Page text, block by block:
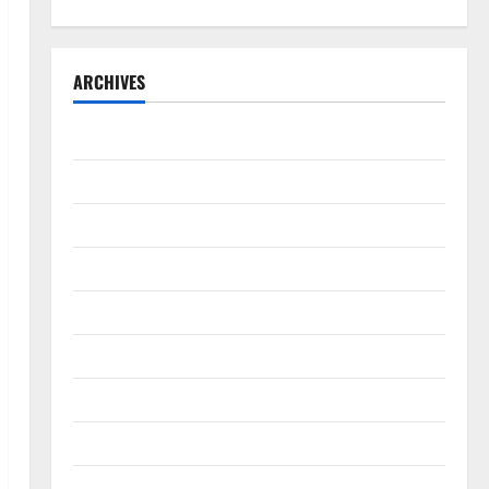
ARCHIVES